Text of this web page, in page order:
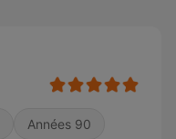
Années 90